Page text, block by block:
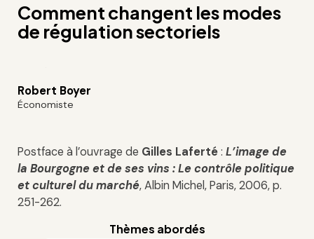
Comment changent les modes
de régulation sectoriels
Robert Boyer
Économiste
Postface à l’ouvrage de Gilles Laferté:L’image de
la Bourgogne et de ses vins : Le contrôle politique
et culturel du marché, Albin Michel, Paris, 2006, p.
251-262.
Thèmes abordés